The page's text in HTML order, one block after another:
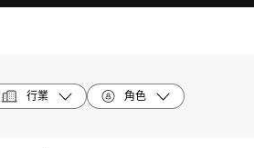
行業 角色